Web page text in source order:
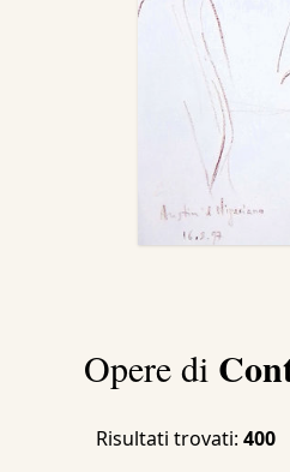
Opere di
Risultati trovati: 400